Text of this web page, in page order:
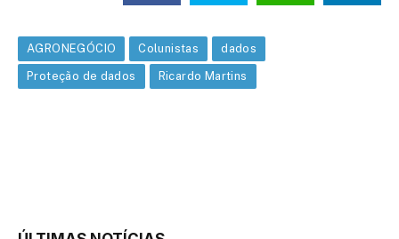
AGRONEGÓCIO Colunistas dados
Proteção de dados Ricardo Martins